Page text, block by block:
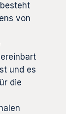
von
und es
die